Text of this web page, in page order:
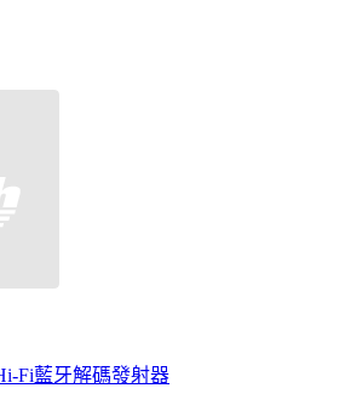
Fi藍牙解碼發射器